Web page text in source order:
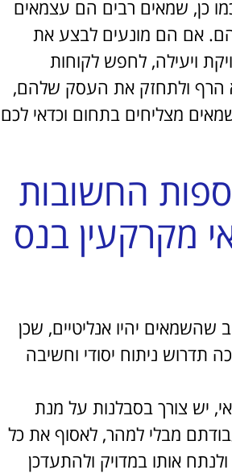
כן, שמאים רבים הם עצמאים
הם מונעים לבצע את
ויעילה, לחפש לקוחות
ולתחזק את העסק שלהם,
מצליחים בתחום וכדאי לכם
החשובות
בנס
יהיו אנליטיים, שכן
ניתוח יסודי וחשיבה
צורך בסבלנות על מנת
מבלי למהר, לאסוף את כל
אותו במדויק ולהתעדכן